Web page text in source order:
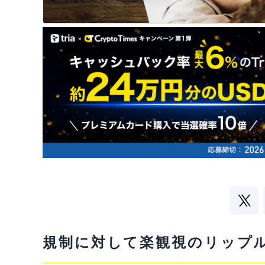
規制に対して楽観視のリップ